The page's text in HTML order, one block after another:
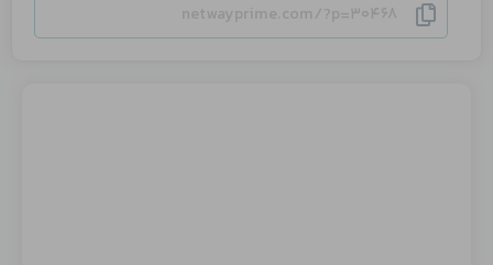
netwayprime.com/?p=30468